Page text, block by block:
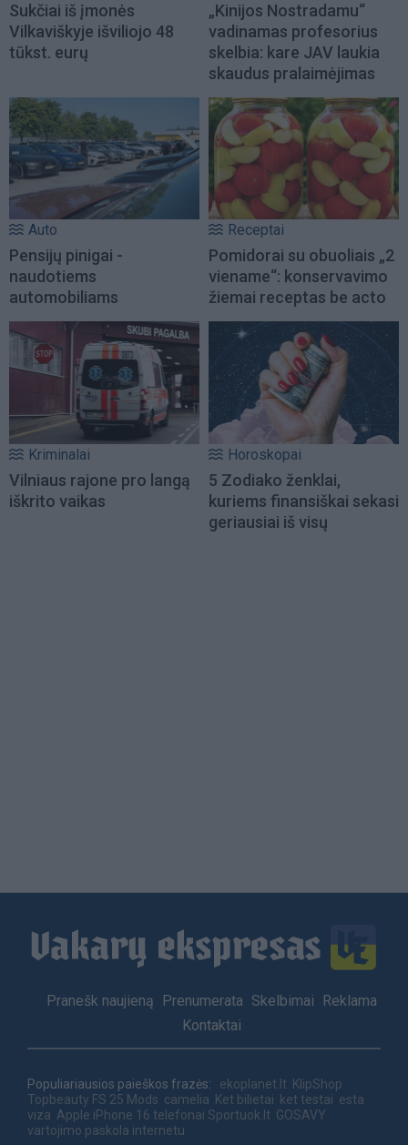
Sukčiai iš įmonės
Vilkaviškyje išviliojo 48
tūkst. eurų
„Kinijos Nostradamu“
vadinamas profesorius
skelbia: kare JAV laukia
skaudus pralaimėjimas
Auto
Pensijų pinigai -
naudotiems
automobiliams
Receptai
Pomidorai su obuoliais „2
viename“: konservavimo
žiemai receptas be acto
Kriminalai
Vilniaus rajone pro langą
iškrito vaikas
Horoskopai
5 Zodiako ženklai,
kuriems finansiškai sekasi
geriausiai iš visų
Footer
Pranešk naujieną Prenumerata Skelbimai
Reklama
Kontaktai
Populiariausios paieškos frazės: ekoplanet.lt KlipShop
Topbeauty FS 25 Mods camelia Ket bilietai ket testai esta
viza Apple iPhone 16 telefonai Sportuok.lt GOSAVY
vartojimo paskola internetu